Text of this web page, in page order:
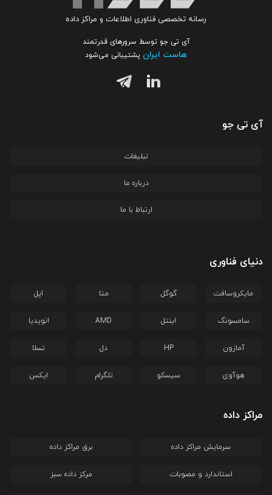
رسانه تخصصی فناوری اطلاعات و مراکز داده
آی تی جو توسط سرورهای قدرتمند
هاست ایران پشتیبانی می‌شود
آی تی جو
تبلیغات
درباره ما
ارتباط با ما
دنیای فناوری
مایکروسافت گوگل متا اپل
سامسونگ اینتل AMD انویدیا
آمازون HP دل تسلا
هوآوی سیسکو تلگرام ایکس
مراکز داده
سرمایش مراکز داده برق مراکز داده
استاندارد و مصوبات مرکز داده سبز